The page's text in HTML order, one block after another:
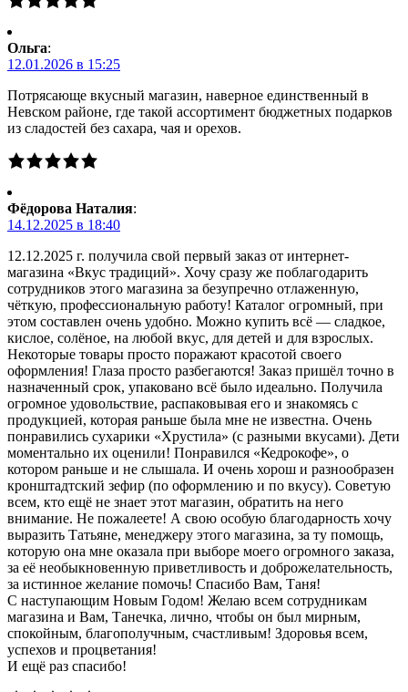
Ольга:
12.01.2026 в 15:25
Потрясающе вкусный магазин, наверное единственный в
Невском районе, где такой ассортимент бюджетных подарков
из сладостей без сахара, чая и орехов.
Фёдорова Наталия:
14.12.2025 в 18:40
12.12.2025 г. получила свой первый заказ от интернет-
магазина «Вкус традиций». Хочу сразу же поблагодарить
сотрудников этого магазина за безупречно отлаженную,
чёткую, профессиональную работу! Каталог огромный, при
этом составлен очень удобно. Можно купить всё — сладкое,
кислое, солёное, на любой вкус, для детей и для взрослых.
Некоторые товары просто поражают красотой своего
оформления! Глаза просто разбегаются! Заказ пришёл точно в
назначенный срок, упаковано всё было идеально. Получила
огромное удовольствие, распаковывая его и знакомясь с
продукцией, которая раньше была мне не известна. Очень
понравились сухарики «Хрустила» (с разными вкусами). Дети
моментально их оценили! Понравился «Кедрокофе», о
котором раньше и не слышала. И очень хорош и разнообразен
кронштадтский зефир (по оформлению и по вкусу). Советую
всем, кто ещё не знает этот магазин, обратить на него
внимание. Не пожалеете! А свою особую благодарность хочу
выразить Татьяне, менеджеру этого магазина, за ту помощь,
которую она мне оказала при выборе моего огромного заказа,
за её необыкновенную приветливость и доброжелательность,
за истинное желание помочь! Спасибо Вам, Таня!
С наступающим Новым Годом! Желаю всем сотрудникам
магазина и Вам, Танечка, лично, чтобы он был мирным,
спокойным, благополучным, счастливым! Здоровья всем,
успехов и процветания!
И ещё раз спасибо!